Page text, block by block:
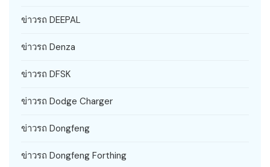
ข่าวรถ DEEPAL
ข่าวรถ Denza
ข่าวรถ DFSK
ข่าวรถ Dodge Charger
ข่าวรถ Dongfeng
ข่าวรถ Dongfeng Forthing